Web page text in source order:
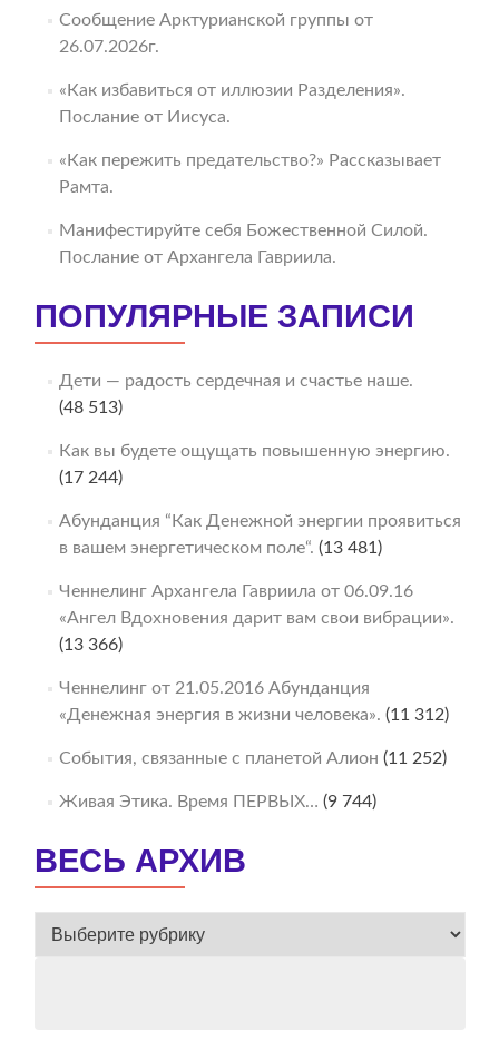
Сообщение Арктурианской группы от
26.07.2026г.
«Как избавиться от иллюзии Разделения».
Послание от Иисуса.
«Как пережить предательство?» Рассказывает
Рамта.
Манифестируйте себя Божественной Силой.
Послание от Архангела Гавриила.
ПОПУЛЯРНЫЕ ЗАПИСИ
Дети — радость сердечная и счастье наше.
(48 513)
Как вы будете ощущать повышенную энергию.
(17 244)
Абунданция “Как Денежной энергии проявиться
в вашем энергетическом поле“. (13 481)
Ченнелинг Архангела Гавриила от 06.09.16
«Ангел Вдохновения дарит вам свои вибрации».
(13 366)
Ченнелинг от 21.05.2016 Абунданция
«Денежная энергия в жизни человека». (11 312)
События, связанные с планетой Алион (11 252)
Живая Этика. Время ПЕРВЫХ… (9 744)
ВЕСЬ АРХИВ
ВЕСЬ